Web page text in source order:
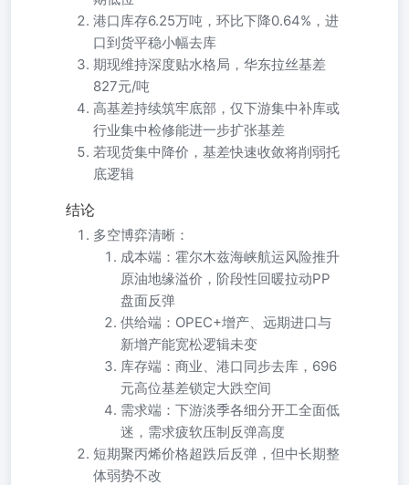
港口库存6.25万吨，环比下降0.64%，进
口到货平稳小幅去库
期现维持深度贴水格局，华东拉丝基差
827元/吨
高基差持续筑牢底部，仅下游集中补库或
行业集中检修能进一步扩张基差
若现货集中降价，基差快速收敛将削弱托
底逻辑
结论
多空博弈清晰：
成本端：霍尔木兹海峡航运风险推升
原油地缘溢价，阶段性回暖拉动PP
盘面反弹
供给端：OPEC+增产、远期进口与
新增产能宽松逻辑未变
库存端：商业、港口同步去库，696
元高位基差锁定大跌空间
需求端：下游淡季各细分开工全面低
迷，需求疲软压制反弹高度
短期聚丙烯价格超跌后反弹，但中长期整
体弱势不改